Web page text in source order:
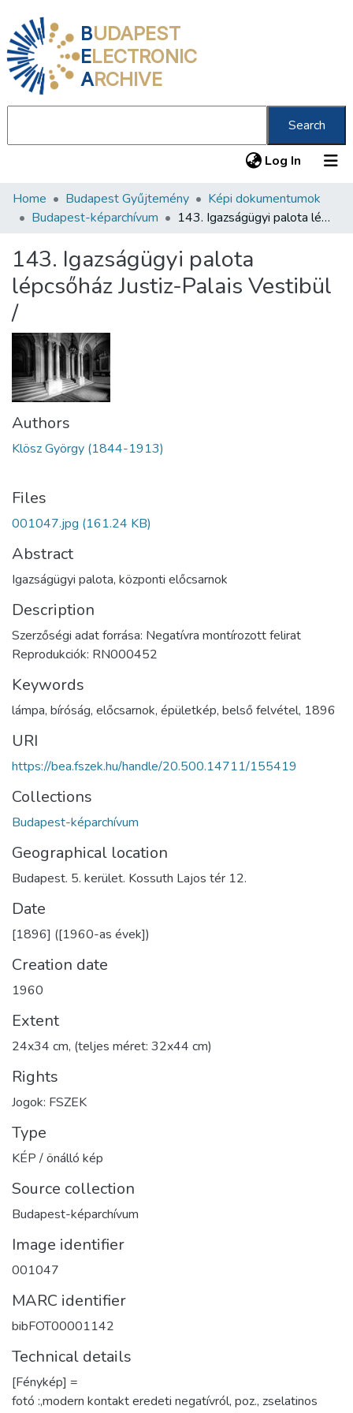
BUDAPEST
ELECTRONIC
ARCHIVE
Search
Log In (current)
Communities & Collections
Statistics
About us
Home Budapest Gyűjtemény
Képi dokumentumok
Budapest-képarchívum
143. Igazságügyi palota lépcsőház Justiz-Palais Vestibül /
143. Igazságügyi palota
lépcsőház Justiz-Palais Vestibül
/
Authors
Klösz György (1844-1913)
Files
001047.jpg (161.24 KB)
Abstract
Igazságügyi palota, központi előcsarnok
Description
Szerzőségi adat forrása: Negatívra montírozott felirat
Reprodukciók: RN000452
Keywords
lámpa, bíróság, előcsarnok, épületkép, belső felvétel, 1896
URI
https://bea.fszek.hu/handle/20.500.14711/155419
Collections
Budapest-képarchívum
Geographical location
Budapest. 5. kerület. Kossuth Lajos tér 12.
Date
[1896] ([1960-as évek])
Creation date
1960
Extent
24x34 cm, (teljes méret: 32x44 cm)
Rights
Jogok: FSZEK
Type
KÉP / önálló kép
Source collection
Budapest-képarchívum
Image identifier
001047
MARC identifier
bibFOT00001142
Technical details
[Fénykép] =
fotó :,modern kontakt eredeti negatívról, poz., zselatinos